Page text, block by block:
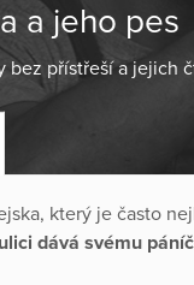
a jeho pes
bez přístřeší a jejich
který je často
dává svému